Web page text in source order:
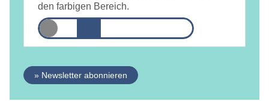
den farbigen Bereich.
» Newsletter abonnieren